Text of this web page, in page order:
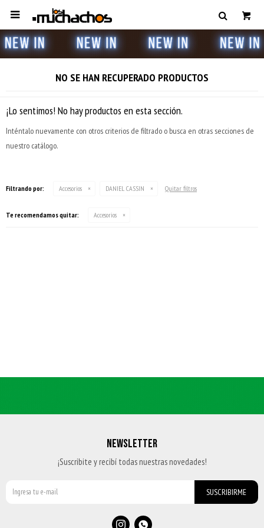

NO SE HAN RECUPERADO PRODUCTOS
¡Lo sentimos! No hay productos en esta sección.
Inténtalo nuevamente con otros criterios de filtrado o busca en otras secciones de
nuestro catálogo.
Filtrando por: Accesorios DANIEL CASSIN Quitar filtros
Te recomendamos quitar: Accesorios
NEWSLETTER
¡Suscribite y recibí todas nuestras novedades!
SUSCRIBIRME
 